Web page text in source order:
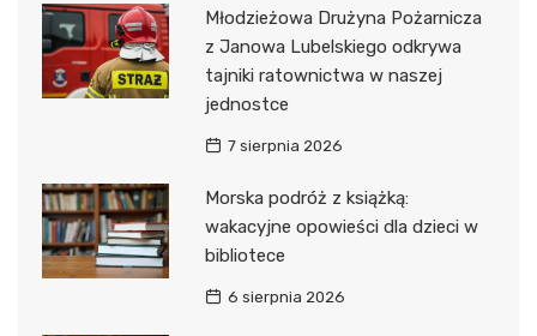
Młodzieżowa Drużyna Pożarnicza
z Janowa Lubelskiego odkrywa
tajniki ratownictwa w naszej
jednostce
7 sierpnia 2026
Morska podróż z książką:
wakacyjne opowieści dla dzieci w
bibliotece
6 sierpnia 2026